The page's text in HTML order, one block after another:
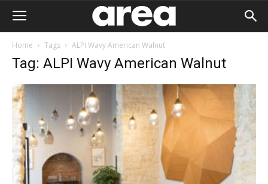
Home Tags ALPI Wavy American Walnut
Tag: ALPI Wavy American Walnut